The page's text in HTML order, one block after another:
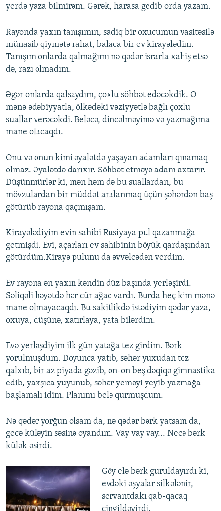
yerdə yaza bilmirəm. Gərək, harasa gedib orda yazam.
Rayonda yaxın tanışımın, sadiq bir oxucumun vasitəsilə
münasib qiymətə rahat, balaca bir ev kirayələdim.
Tanışım onlarda qalmağımı nə qədər israrla xahiş etsə
də, razı olmadım.
Əgər onlarda qalsaydım, çoxlu söhbət edəcəkdik. O
mənə ədəbiyyatla, ölkədəki vəziyyətlə bağlı çoxlu
suallar verəcəkdi. Beləcə, dincəlməyimə və yazmağıma
mane olacaqdı.
Onu və onun kimi əyalətdə yaşayan adamları qınamaq
olmaz. Əyalətdə darıxır. Söhbət etməyə adam axtarır.
Düşünmürlər ki, mən həm də bu suallardan, bu
mövzulardan bir müddət aralanmaq üçün şəhərdən baş
götürüb rayona qaçmışam.
Kirayələdiyim evin sahibi Rusiyaya pul qazanmağa
getmişdi. Evi, açarları ev sahibinin böyük qardaşından
götürdüm.Kirayə pulunu da əvvəlcədən verdim.
Ev rayona ən yaxın kəndin düz başında yerləşirdi.
Səliqəli həyətdə hər cür ağac vardı. Burda heç kim mənə
mane olmayacaqdı. Bu sakitlikdə istədiyim qədər yaza,
oxuya, düşünə, xatırlaya, yata bilərdim.
Evə yerləşdiyim ilk gün yatağa tez girdim. Bərk
yorulmuşdum. Doyunca yatıb, səhər yuxudan tez
qalxıb, bir az piyada gəzib, on-on beş dəqiqə gimnastika
edib, yaxşıca yuyunub, səhər yeməyi yeyib yazmağa
başlamalı idim. Planımı belə qurmuşdum.
Nə qədər yorğun olsam da, nə qədər bərk yatsam da,
gecə küləyin səsinə oyandım. Vay vay vay... Necə bərk
külək əsirdi.
Göy elə bərk guruldayırdı ki,
evdəki əşyalar silkələnir,
servantdakı qab-qacaq
cingildəyirdi.